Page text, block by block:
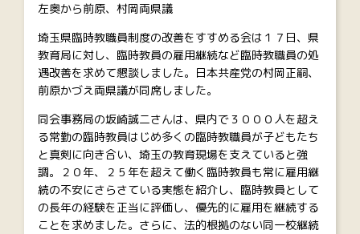
左奥から前原、村岡両県議
埼玉県臨時教職員制度の改善をすすめる会は１７日、県
教育局に対し、臨時教員の雇用継続など臨時教職員の処
遇改善を求めて懇談しました。日本共産党の村岡正嗣、
前原かづえ両県議が同席しました。
同会事務局の坂崎誠二さんは、県内で３０００人を超え
る常勤の臨時教員はじめ多くの臨時教職員が子どもたち
と真剣に向き合い、埼玉の教育現場を支えていると強
調。２０年、２５年を超えて働く臨時教員も常に雇用継
続の不安にさらさている実態を紹介し、臨時教員として
の長年の経験を正当に評価し、優先的に雇用を継続する
ことを求めました。さらに、法的根拠のない同一校継続